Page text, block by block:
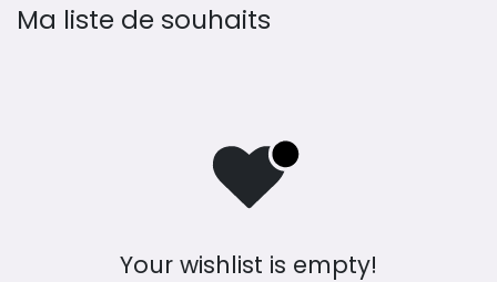
Ma liste de souhaits
Your wishlist is empty!